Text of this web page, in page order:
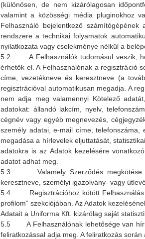
(különösen, de nem kizárólagosan
valamint a közösségi média pluginokhoz
Felhasználó bejelentkező
rendszere a technikai folyamatok
nyilatkozata vagy cselekménye nélkül a
5.2 A Felhasználók tudomásul veszik,
érhetők el. A Felhasználónak a regisztráció
címe, vezetékneve és keresztneve (a
regisztrációval automatikusan megadja. A
nem adja meg valamennyi Kötelező
adatokat: állandó lakcím, nyelv,
cégnév vagy egyéb megnevezés,
személy adatai, e-mail címe, telefonszáma,
megadása a hírlevelek eljuttatását,
adatokra is az Adatok kezelésére
adatot adhat meg.
5.3 Valamely Szerződés megkötése
keresztneve, személyi igazolvány- vagy
5.4 Regisztrációhoz kötött Felhasználás
profilom” szekciójában. Az Adatok
Adatait a Uniforma Kft. kizárólag saját
5.5 A Felhasználónak lehetősége van
feliratkozással adja meg. A feliratkozás